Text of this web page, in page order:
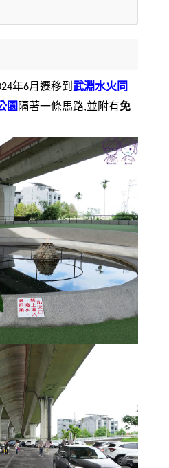
年6月遷移到 武淵水火同
園 隔著一條馬路,並附有免